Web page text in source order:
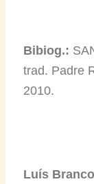
Bibiog.:
trad. Padre
2010.
Luís Branco